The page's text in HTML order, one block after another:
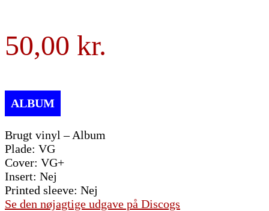
50,00
Brugt vinyl – Album
Plade: VG
Cover: VG+
Insert: Nej
Printed sleeve: Nej
Se den nøjagtige udgave på Discogs